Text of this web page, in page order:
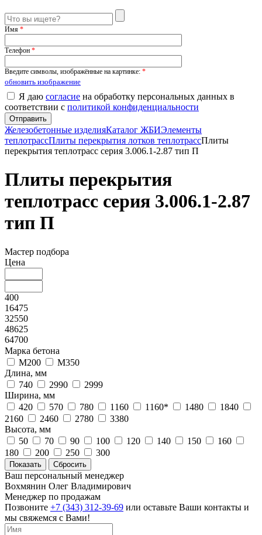
Имя *
Телефон *
Введите символы, изображённые на картинке: *
обновить изображение
Я даю согласие на обработку персональных данных в
соответствии с политикой конфиденциальности
Железобетонные изделияКаталог ЖБИЭлементы
теплотрассПлиты перекрытия лотков теплотрассПлиты
перекрытия теплотрасс серия 3.006.1-2.87 тип П
Плиты перекрытия
теплотрасс серия 3.006.1-2.87
тип П
Мастер подбора
Цена
400
16475
32550
48625
64700
Марка бетона
М200
М350
Длина, мм
740
2990
2999
Ширина, мм
420
570 780 1160 1160* 1480
1840
2160
2460 2780
3380
Высота, мм
50
70 90 100 120 140 150
160
180
200 250 300
Ваш персональный менеджер
Вохмянин Олег Владимирович
Менеджер по продажам
Позвоните +7 (343) 312-39-69 или оставьте Ваши контакты и
мы свяжемся с Вами!